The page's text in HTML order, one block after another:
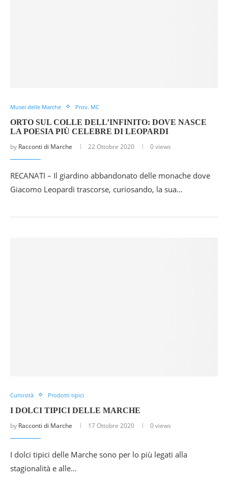
Musei delle Marche Prov. MC
ORTO SUL COLLE DELL’INFINITO: DOVE NASCE
LA POESIA PIÙ CELEBRE DI LEOPARDI
by Racconti di Marche 22 Ottobre 2020 0 views
RECANATI – Il giardino abbandonato delle monache dove
Giacomo Leopardi trascorse, curiosando, la sua…
Curiosità Prodotti tipici
I DOLCI TIPICI DELLE MARCHE
by Racconti di Marche 17 Ottobre 2020 0 views
I dolci tipici delle Marche sono per lo più legati alla
stagionalità e alle…